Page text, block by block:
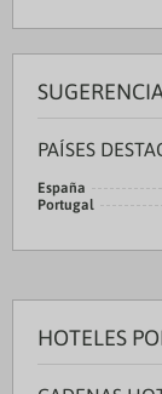
PAÍSES
España
Portugal
HOTELES